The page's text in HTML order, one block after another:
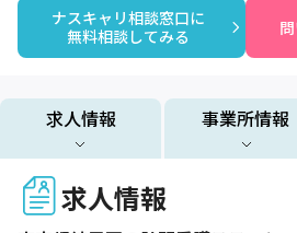
ナスキャリ相談窓口に
無料相談してみる
求人情報 事業所情報
求人情報